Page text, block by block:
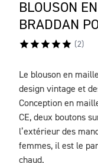
BLOUSON
BRADDAN
(2)
DESCRIPTION
Le blouson en
design vintage et
Conception en
CE, deux boutons
l’extérieur des
femmes, il est le
chaud.